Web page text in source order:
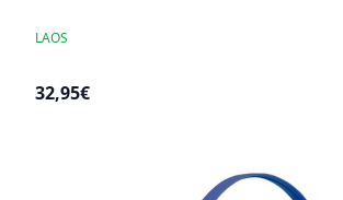
LAOS
32,95€